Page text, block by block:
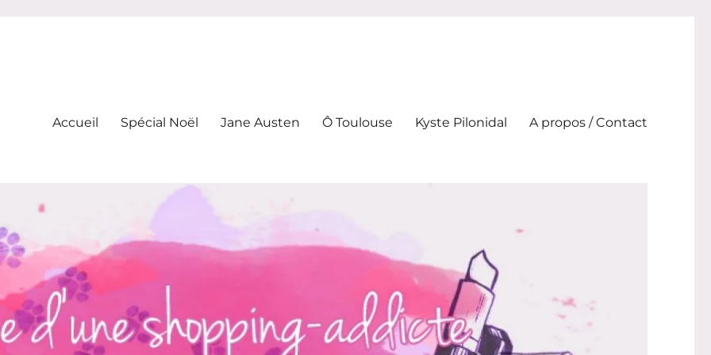
Accueil Spécial Noël Jane Austen Ô Toulouse Kyste Pilonidal A propos / Contact